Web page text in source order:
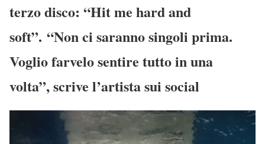
terzo disco: “Hit me hard and
soft”. “Non ci saranno singoli prima.
Voglio farvelo sentire tutto in una
volta”, scrive l’artista sui social